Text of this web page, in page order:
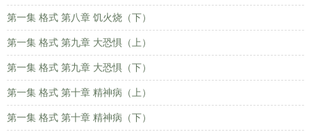
第一集 格式 第八章 饥火烧（下）
第一集 格式 第九章 大恐惧（上）
第一集 格式 第九章 大恐惧（下）
第一集 格式 第十章 精神病（上）
第一集 格式 第十章 精神病（下）